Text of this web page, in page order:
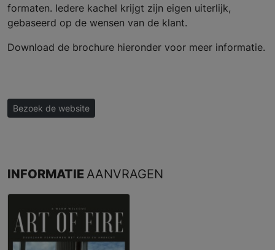
formaten. Iedere kachel krijgt zijn eigen uiterlijk,
gebaseerd op de wensen van de klant.
Download de brochure hieronder voor meer informatie.
Bezoek de website
INFORMATIE AANVRAGEN